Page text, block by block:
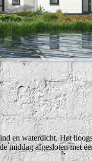
en waterdicht. Het
afgesloten met